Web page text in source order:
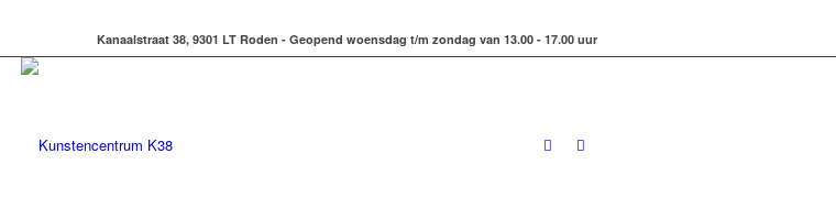
Kanaalstraat 38, 9301 LT Roden - Geopend woensdag t/m zondag van 13.00 - 17.00 uur